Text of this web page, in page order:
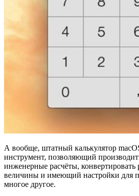
А вообще, штатный калькулятор
инструмент, позволяющий
инженерные расчёты, конвертировать
величины и имеющий настройки для
многое другое.